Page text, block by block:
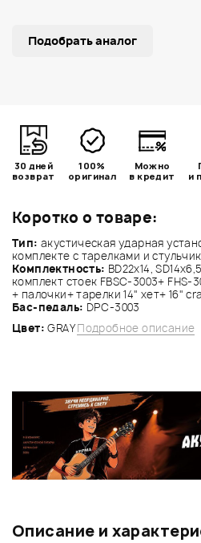
Коротко о товаре:
Тип: акустическая ударная
комплекте с тарелками и
Комплектность: BD22x14,
комплект стоек FBSC-3003+ FHS-
+ палочки+ тарелки 14" хет+ 16"
Бас-педаль: DPC-3003
Цвет: GRAYПодробное описание
Подобрать аналог
30 дней
возврат
100%
оригинал
Можно
в кредит
и
Описание и